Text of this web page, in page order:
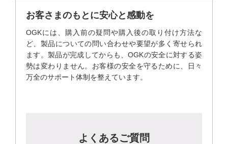
お客さまのもとに安心と感動を
OGKには、購入前の疑問や購入後の取り付け方法な
ど、製品についての問い合わせや要望が多く寄せられ
ます。製品が完成してからも、OGKの安全に対する姿
勢は変わりません。お客様の安全を守るために、日々
万全のサポート体制を整えています。
よくあるご質問